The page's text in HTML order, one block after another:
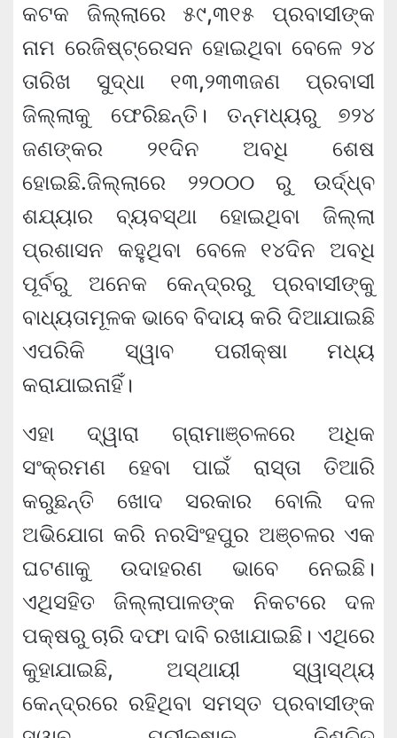
କଟକ ଜିଲ୍ଲାରେ ୫୯,‍‌‍୩୧୫ ପ୍ରବାସୀଙ୍କ
ନାମ ରେଜିଷ୍ଟ୍ରେସନ ହୋଇଥିବା ବେଳେ ୨୪
ତାରିଖ ସୁଦ୍ଧା ୧୩,୨୩୩ଜଣ ପ୍ରବାସୀ
ଜିଲ୍ଲାକୁ ଫେରିଛନ୍ତି। ତନ୍ମଧ୍ୟରୁ ୭୨୪
ଜଣଙ୍କର ୨୧ଦିନ ଅବଧି ଶେଷ
ହୋଇଛି.ଜିଲ୍ଲାରେ ୨୨୦୦୦ ରୁ ଉର୍ଦ୍ଧ୍ବ
ଶଯ୍ୟାର ବ୍ୟବସ୍ଥା ହୋଇଥିବା ଜିଲ୍ଲା
ପ୍ରଶାସନ କହୁଥିବା ବେଳେ ୧୪ଦିନ ଅବଧି
ପୂର୍ବରୁ ଅନେକ କେନ୍ଦ୍ରରୁ ପ୍ରବାସୀଙ୍କୁ
ବାଧ୍ୟତାମୂଳକ ଭାବେ ବିଦାୟ କରି ଦିଆଯାଇଛି
ଏପରିକି ସ୍ୱାବ ପରୀକ୍ଷା ମଧ୍ୟ
କରାଯାଇନାହିଁ।
ଏହା ଦ୍ୱାରା ଗ୍ରାମାଞ୍ଚଳରେ ଅଧିକ
ସଂକ୍ରମଣ ହେବା ପାଇଁ ରାସ୍ତା ତିଆରି
କରୁଛନ୍ତି ଖୋଦ ସରକାର ବୋଲି ଦଳ
ଅଭିଯୋଗ କରି ନରସିଂହପୁର ଅଞ୍ଚଳର ଏକ
ଘଟଣାକୁ ଉଦାହରଣ ଭାବେ ନେଇଛି।
ଏଥିସହିତ ଜିଲ୍ଲାପାଳଙ୍କ ନିକଟରେ ଦଳ
ପକ୍ଷରୁ ଚାରି ଦଫା ଦାବି ରଖାଯାଇଛି। ଏଥିରେ
କୁହାଯାଇଛି, ଅସ୍ଥାୟୀ ସ୍ୱାସ୍ଥ୍ୟ
କେନ୍ଦ୍ରରେ ରହିଥିବା ସମସ୍ତ ପ୍ରବାସୀଙ୍କ